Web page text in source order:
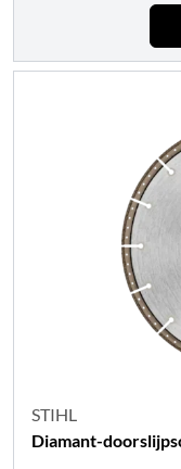
STIHL
Diamant-